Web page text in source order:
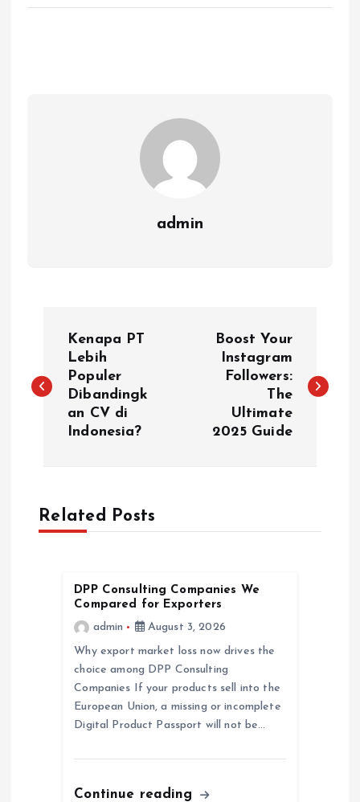
admin
s
a
Kenapa PT
Lebih
Populer
Dibandingk
an CV di
Indonesia?
Boost Your
Instagram
Followers:
The
Ultimate
2025 Guide
Related Posts
DPP Consulting Companies We
Compared for Exporters
admin
August 3, 2026
Why export market loss now drives the
choice among DPP Consulting
Companies If your products sell into the
European Union, a missing or incomplete
Digital Product Passport will not be…
Continue reading